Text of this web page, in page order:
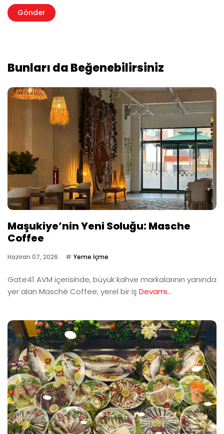
Bunları da Beğenebilirsiniz
Maşukiye’nin Yeni Soluğu: Masche
Coffee
Haziran 07, 2026 Yeme İçme
Gate41 AVM içerisinde, büyük kahve markalarının yanında
yer alan Masché Coffee; yerel bir iş Devamı...